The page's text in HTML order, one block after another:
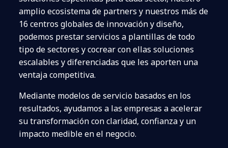
amplio ecosistema de partners y nuestros más de
16 centros globales de innovación y diseño,
podemos prestar servicios a plantillas de todo
tipo de sectores y cocrear con ellas soluciones
escalables y diferenciadas que les aporten una
ventaja competitiva.
Mediante modelos de servicio basados en los
resultados, ayudamos a las empresas a acelerar
su transformación con claridad, confianza y un
impacto medible en el negocio.